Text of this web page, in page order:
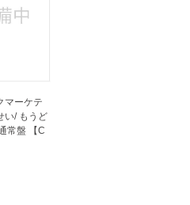
マーケテ
/ もうど
常盤 【C